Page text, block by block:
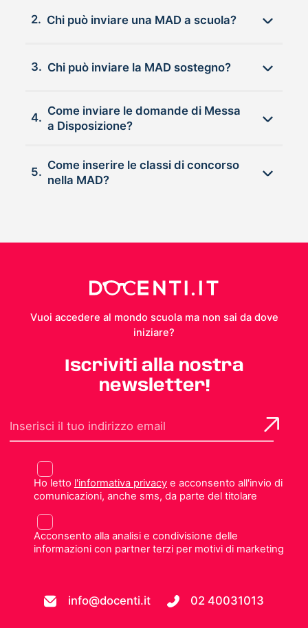
2. Chi può inviare una MAD a scuola?
3. Chi può inviare la MAD sostegno?
4.
Come inviare le domande di Messa
a Disposizione?
5.
Come inserire le classi di concorso
nella MAD?
Vuoi accedere al mondo scuola ma non sai da dove
iniziare?
Iscriviti alla nostra
newsletter!
Ho letto l'informativa privacye acconsento all'invio di
comunicazioni, anche sms, da parte del titolare
Acconsento alla analisi e condivisione delle
informazioni con partner terzi per motivi di marketing
info@docenti.it 02 40031013